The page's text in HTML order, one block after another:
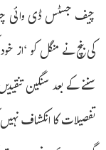
چیف جسٹس ڈی وائی
کی بنچ نے منگل کو ‘از
سننے کے بعد سنگین
تفصیلات کا انکشاف